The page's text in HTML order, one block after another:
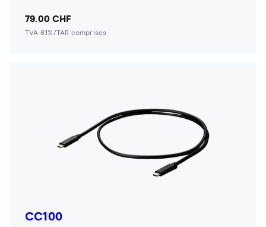
79.00 CHF
TVA 8.1%/TAR comprises
CC100